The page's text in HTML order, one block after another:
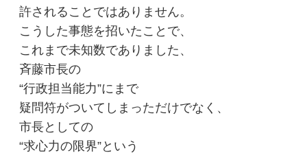
許されることではありません。
こうした事態を招いたことで、
これまで未知数でありました、
斉藤市長の
“行政担当能力”にまで
疑問符がついてしまっただけでなく、
市長としての
“求心力の限界”という